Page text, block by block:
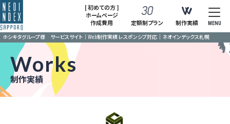
[ 初めての方 ]
ホームページ
作成費用
定額制プラン 制作実績 MENU
ホシキタグループ様 サービスサイト｜Web制作実績 レスポンシブ対応｜ネオインデックス札幌
Works
制作実績